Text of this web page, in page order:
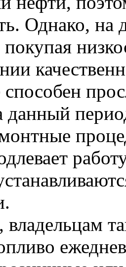
Однако, на
способен
данный
владельцам